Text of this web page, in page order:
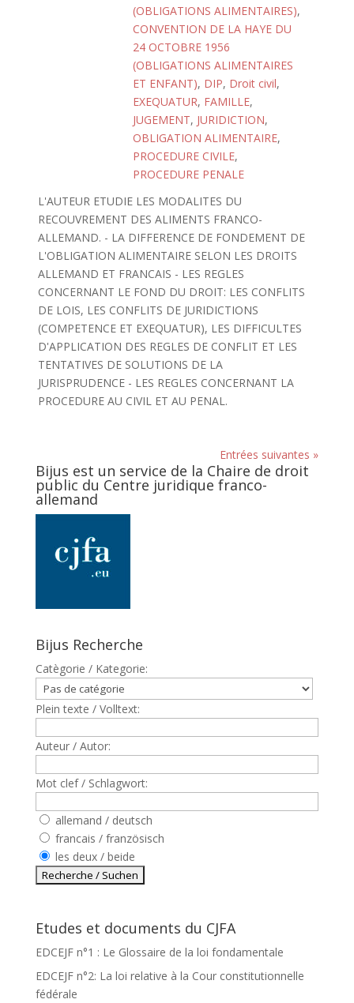
(OBLIGATIONS ALIMENTAIRES),
CONVENTION DE LA HAYE DU
24 OCTOBRE 1956
(OBLIGATIONS ALIMENTAIRES
ET ENFANT), DIP, Droit civil,
EXEQUATUR, FAMILLE,
JUGEMENT, JURIDICTION,
OBLIGATION ALIMENTAIRE,
PROCEDURE CIVILE,
PROCEDURE PENALE
L'AUTEUR ETUDIE LES MODALITES DU
RECOUVREMENT DES ALIMENTS FRANCO-
ALLEMAND. - LA DIFFERENCE DE FONDEMENT DE
L'OBLIGATION ALIMENTAIRE SELON LES DROITS
ALLEMAND ET FRANCAIS - LES REGLES
CONCERNANT LE FOND DU DROIT: LES CONFLITS
DE LOIS, LES CONFLITS DE JURIDICTIONS
(COMPETENCE ET EXEQUATUR), LES DIFFICULTES
D'APPLICATION DES REGLES DE CONFLIT ET LES
TENTATIVES DE SOLUTIONS DE LA
JURISPRUDENCE - LES REGLES CONCERNANT LA
PROCEDURE AU CIVIL ET AU PENAL.
Entrées suivantes »
Bijus est un service de la Chaire de droit
public du Centre juridique franco-
allemand
Bijus Recherche
Catègorie / Kategorie:
Plein texte / Volltext:
Auteur / Autor:
Mot clef / Schlagwort:
allemand / deutsch
francais / französisch
les deux / beide
Etudes et documents du CJFA
EDCEJF n°1 : Le Glossaire de la loi fondamentale
EDCEJF n°2: La loi relative à la Cour constitutionnelle
fédérale